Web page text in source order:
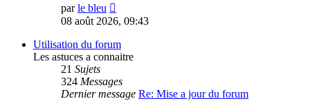
parle bleu
le
dernier
message
08 août 2026, 09:43
Utilisation du forum
Les astuces a connaitre
21 Sujets
324 Messages
Dernier message Re: Mise a jour du forum